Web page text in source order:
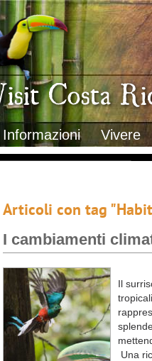
Visit Costa Rica
Informazioni Vivere
Clima
Geografia
Informazioni Geografiche
Letteratura e cultura
Gastronomia
Lo sapevi che
Musica
Natura
Storia
Trasporti Interni
Articoli con tag
I cambiamenti
Il
Una